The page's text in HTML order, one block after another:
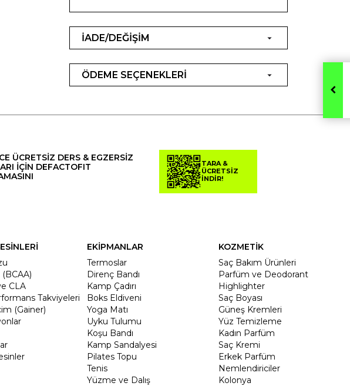
İADE/DEĞİŞİM
ÖDEME SEÇENEKLERİ
ÜCRETSİZ DERS & EGZERSİZ
İÇİN DEFACTOFIT
TARA &
ÜCRETSİZ
İNDİR!
CLA
Takviyeleri
(Gainer)
EKİPMANLAR
Termoslar
Direnç Bandı
Kamp Çadırı
Boks Eldiveni
Yoga Matı
Uyku Tulumu
Koşu Bandı
Kamp Sandalyesi
Pilates Topu
Tenis
Yüzme ve Dalış
KOZMETİK
Saç Bakım Ürünleri
Parfüm ve Deodorant
Highlighter
Saç Boyası
Güneş Kremleri
Yüz Temizleme
Kadın Parfüm
Saç Kremi
Erkek Parfüm
Nemlendiriciler
Kolonya